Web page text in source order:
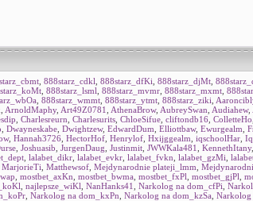
, 888starz_cdkl 888starz_dfKi 888starz_djMt,
, 888starz_lsml 888starz_mvmr, 888starz_mxmt,
888starz_wmmt, 888starz_ytmt, 888starz_ziki
ArnoldMaphy, Art49Z0781 AthenaBrow, AubreySwan Audiahew,
Charlesreurn Charlesurits, ChloeSifue, cliftondb16, ColletteHo
Dwayneskabe, Dwightzew, EdwardDum Elliottbaw, Ewurgealm
, Hannah3726, HectorHof, Henrylof, Hxijggealm iqschoolHar,
, Joshuasib JurgenDaug Justinmit, JWWKala481 KennethItany,
, lalabet_dikr, lalabet_evkr, lalabet_fvkn lalabet_gzMi
MarjorieTi Matthewsof, Mejdynarodnie plateji_lmm
mostbet_axKn mostbet_bwma mostbet_fxPl mostbet_gjPl
najlepsze_wiKl NanHanks41 Narkolog na dom_cfPi
, Narkolog na dom_kxPn Narkolog na dom_kzSa Narkolog